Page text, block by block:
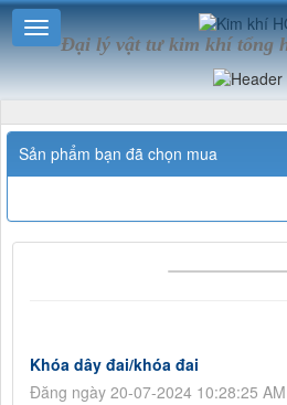
Đại lý vật tư kim khí tổng
Sản phẩm bạn đã chọn mua
Khóa dây đai/khóa đai
Đăng ngày 20-07-2024 10:28:25